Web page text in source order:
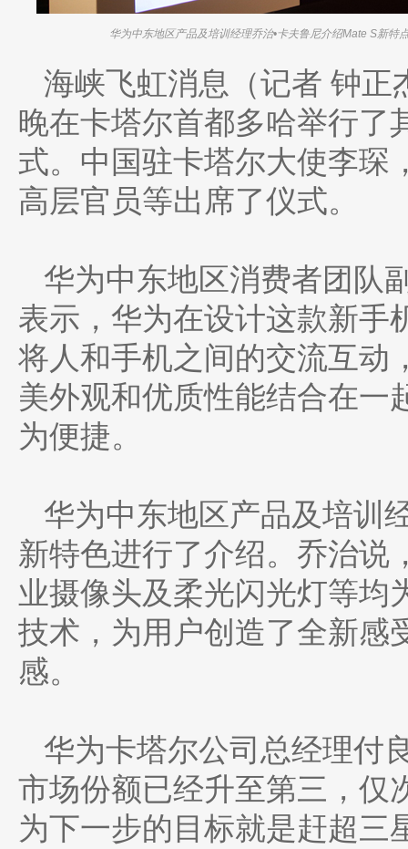
华为中东地区产品及培训经理乔治•卡夫鲁尼介绍Mate S新特
海峡飞虹消息（记者 钟正
晚在卡塔尔首都多哈举行了
式。中国驻卡塔尔大使李琛
高层官员等出席了仪式。
华为中东地区消费者团队
表示，华为在设计这款新手
将人和手机之间的交流互动
美外观和优质性能结合在一
为便捷。
华为中东地区产品及培训
新特色进行了介绍。乔治说
业摄像头及柔光闪光灯等均
技术，为用户创造了全新感
感。
华为卡塔尔公司总经理付
市场份额已经升至第三，仅
为下一步的目标就是赶超三